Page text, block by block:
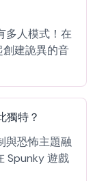
多人模式！在
建詭異的音
獨特？
與恐怖主題融
Spunky 遊戲